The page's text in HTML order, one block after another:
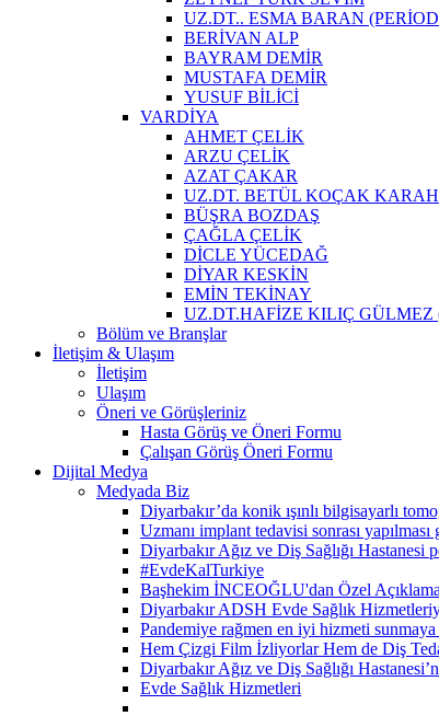
UZ.DT.. ESMA BARAN
BERİVAN ALP
BAYRAM DEMİR
MUSTAFA DEMİR
YUSUF BİLİCİ
VARDİYA
AHMET ÇELİK
ARZU ÇELİK
AZAT ÇAKAR
UZ.DT. BETÜL KOÇAK
BÜŞRA BOZDAŞ
ÇAĞLA ÇELİK
DİCLE YÜCEDAĞ
DİYAR KESKİN
EMİN TEKİNAY
UZ.DT.HAFİZE KILIÇ GÜLMEZ
Bölüm ve Branşlar
İletişim & Ulaşım
İletişim
Ulaşım
Öneri ve Görüşleriniz
Hasta Görüş ve Öneri Formu
Çalışan Görüş Öneri Formu
Dijital Medya
Medyada Biz
Diyarbakır’da konik ışınlı bilgisayarlı
Uzmanı implant tedavisi sonrası yapılması
Diyarbakır Ağız ve Diş Sağlığı Hastanesi
#EvdeKalTurkiye
Başhekim İNCEOĞLU'dan Özel
Diyarbakır ADSH Evde Sağlık
Pandemiye rağmen en iyi hizmeti sunmaya
Hem Çizgi Film İzliyorlar Hem de Diş
Diyarbakır Ağız ve Diş Sağlığı
Evde Sağlık Hizmetleri